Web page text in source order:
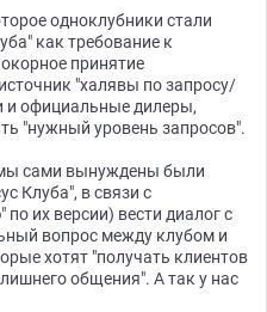
одноклубники стали
как требование к
принятие
"халявы по запросу/
и официальные дилеры,
"нужный уровень запросов".
сами вынуждены были
Клуба", в связи с
их версии) вести диалог с
вопрос между клубом и
хотят "получать клиентов
общения". А так у нас